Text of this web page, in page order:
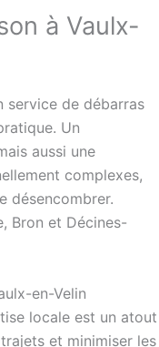
à Vaulx-
service de débarras
Un
aussi une
complexes,
désencombrer.
Bron et Décines-
en-Velin
locale est un atout
et minimiser les